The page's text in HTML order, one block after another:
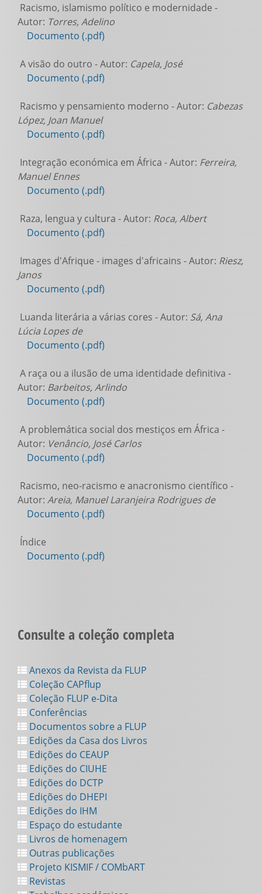
Racismo, islamismo político e modernidade -
Autor: Torres, Adelino
Documento (.pdf)
A visão do outro - Autor: Capela, José
Documento (.pdf)
Racismo y pensamiento moderno - Autor: Cabezas
López, Joan Manuel
Documento (.pdf)
Integração económica em África - Autor: Ferreira,
Manuel Ennes
Documento (.pdf)
Raza, lengua y cultura - Autor: Roca, Albert
Documento (.pdf)
Images d'Afrique - images d'africains - Autor: Riesz,
Janos
Documento (.pdf)
Luanda literária a várias cores - Autor: Sá, Ana
Lúcia Lopes de
Documento (.pdf)
A raça ou a ilusão de uma identidade definitiva -
Autor: Barbeitos, Arlindo
Documento (.pdf)
A problemática social dos mestiços em África -
Autor: Venâncio, José Carlos
Documento (.pdf)
Racismo, neo-racismo e anacronismo científico -
Autor: Areia, Manuel Laranjeira Rodrigues de
Documento (.pdf)
Índice
Documento (.pdf)
Consulte a coleção completa
Anexos da Revista da FLUP
Coleção CAPflup
Coleção FLUP e-Dita
Conferências
Documentos sobre a FLUP
Edições da Casa dos Livros
Edições do CEAUP
Edições do CIUHE
Edições do DCTP
Edições do DHEPI
Edições do IHM
Espaço do estudante
Livros de homenagem
Outras publicações
Projeto KISMIF / COMbART
Revistas